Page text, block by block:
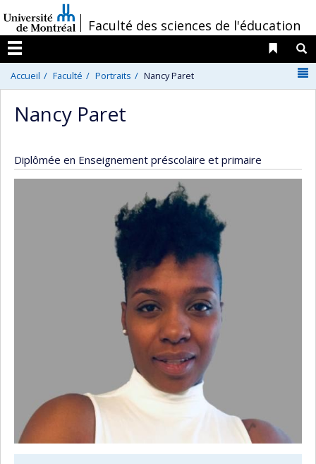
au
contenu
/Faculté des sciences de l'éducation
Menu
Liens
Accueil Faculté Portraits Nancy Paret
Nancy Paret
Diplômée en Enseignement préscolaire et primaire